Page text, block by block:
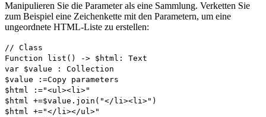
Manipulieren Sie die Parameter als eine Sammlung. Verketten Sie
zum Beispiel eine Zeichenkette mit den Parametern, um eine
ungeordnete HTML-Liste zu erstellen:
// Class
Function list () -> $html : Text
var $value : Collection
$value :=Copy parameters
$html :="<ul><li>"
$html +=$value . join ("</li><li>")
$html +="</li></ul>"